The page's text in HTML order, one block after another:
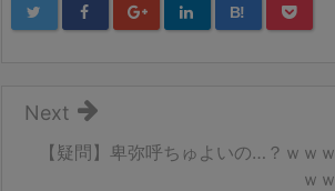
B!
【疑問】卑弥呼ちゅよいの…？ｗｗｗ
ｗｗ
Next